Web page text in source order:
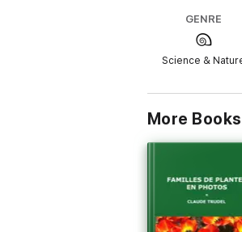
Ressource
Mise à jour
Que vous soyez
GENRE
Science &
More